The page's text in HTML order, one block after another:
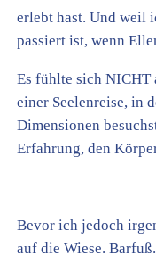
erlebt hast. Und weil
passiert ist, wenn
Es fühlte sich
einer Seelenreise, in
Dimensionen
Erfahrung, den
Bevor ich jedoch
auf die Wiese.